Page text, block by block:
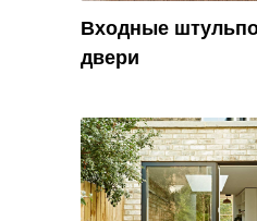
Входные
двери